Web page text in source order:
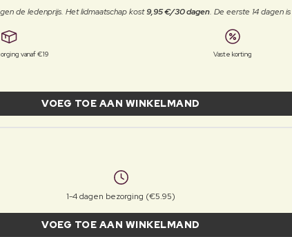
de ledenprijs. Het lidmaatschap kost9,95 €/30 dagen. De eerste 14 dagen is
vanaf €19 Vaste korting
VOEG TOE AAN WINKELMAND
1-4 dagen bezorging (€5.95)
VOEG TOE AAN WINKELMAND